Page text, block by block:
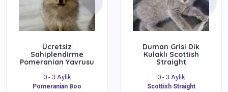
Ücretsiz
Sahiplendirme
Pomeranian Yavrusu
0 - 3 Aylık
Pomeranian Boo
Duman Grisi Dik
Kulaklı Scottish
Straight
0 - 3 Aylık
Scottish Straight